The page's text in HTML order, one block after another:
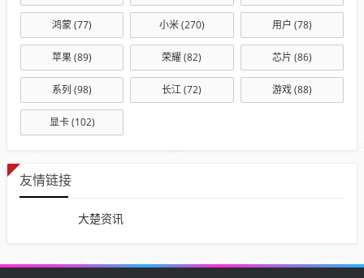
鸿蒙(77) 小米(270) 用户 (78)
苹果(89) 荣耀(82) 芯片 (86)
系列 (98) 长江(72) 游戏(88)
显卡(102)
友情链接
大楚资讯